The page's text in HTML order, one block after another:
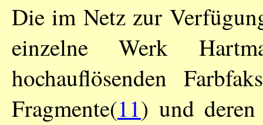
Die im Netz zur
einzelne Werk
hochauflösenden
Fragmente(11) und deren